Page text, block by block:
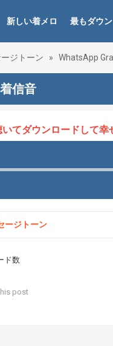
新しい着メロ 最もダウ
ジトーン » WhatsApp
信音
ウンロードして幸せ
ージトーン
ド数
post